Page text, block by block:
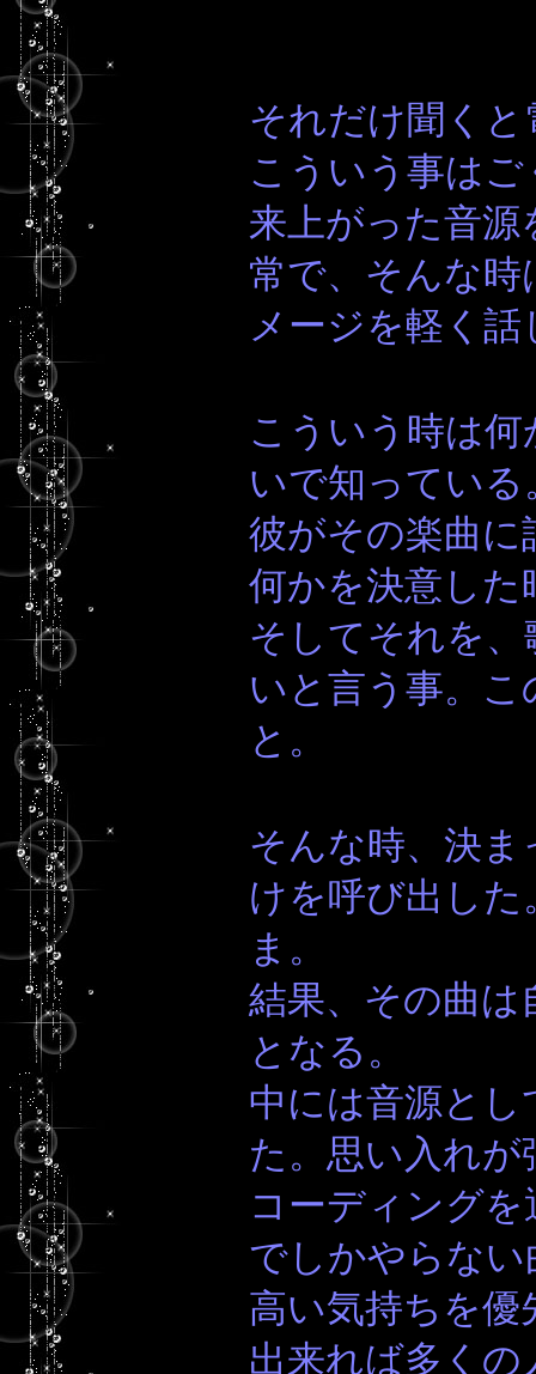
それだけ聞く
こういう事は
来上がった音
常で、そんな
メージを軽く
こういう時は
いで知っている
彼がその楽曲に
何かを決意し
そしてそれを
いと言う事。
と。
そんな時、決
けを呼び出し
ま。
結果、その曲
となる。
中には音源と
た。思い入れ
コーディング
でしかやらな
高い気持ちを優
出来れば多く